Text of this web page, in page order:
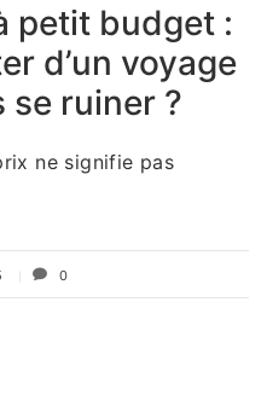
petit budget :
d’un voyage
se ruiner ?
ne signifie pas
0